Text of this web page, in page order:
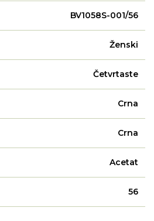
BV1058S-001/56
Ženski
Četvrtaste
Crna
Crna
Acetat
56